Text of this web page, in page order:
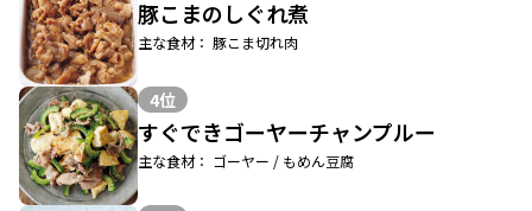
豚こまのしぐれ煮
主な食材： 豚こま切れ肉
4位
すぐできゴーヤーチャンプルー
主な食材： ゴーヤー / もめん豆腐